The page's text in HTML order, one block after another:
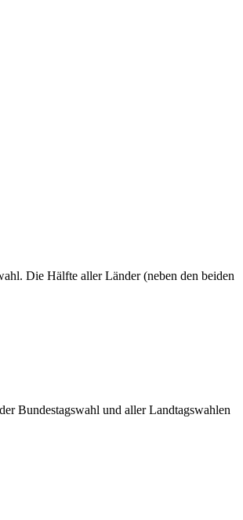
Die Hälfte aller Länder (neben den beiden
Bundestagswahl und aller Landtagswahlen